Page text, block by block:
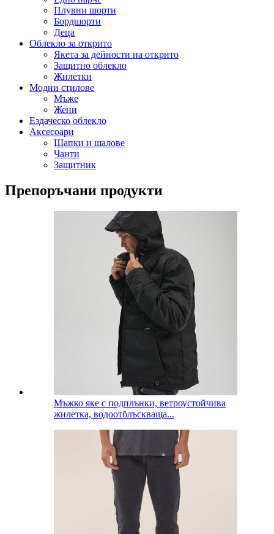
Плувни шорти
Бордшорти
Деца
Облекло за открито
Якета за дейности на открито
Защитно облекло
Жилетки
Модни стилове
Мъже
Жени
Ездаческо облекло
Аксесоари
Шапки и шалове
Чанти
Защитник
Препоръчани продукти
Мъжко яке с подплънки, ветроустойчива
жилетка, водоотблъскваща...